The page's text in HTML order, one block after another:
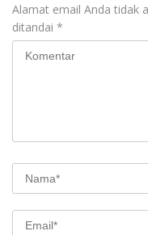
Alamat email Anda tidak
ditandai *